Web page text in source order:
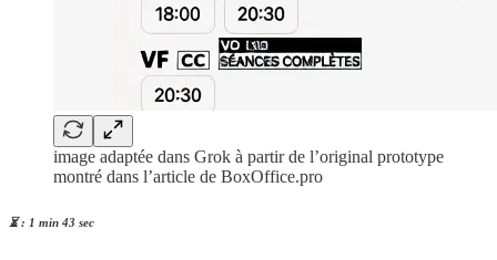
image adaptée dans Grok à partir de l’original prototype
montré dans l’article de BoxOffice.pro
⏳ : 1 min 43 sec